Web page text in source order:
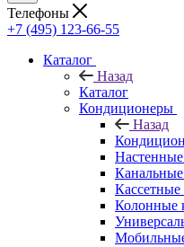
Телефоны
+7 (495) 123-66-55
Каталог
Назад
Каталог
Кондиционеры
Назад
Колонные